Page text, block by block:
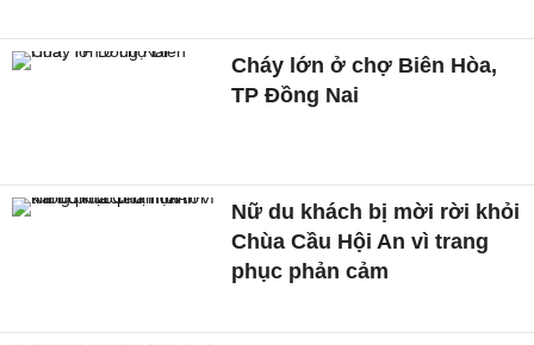
Cháy lớn ở chợ Biên Hòa,
TP Đồng Nai
Nữ du khách bị mời rời khỏi
Chùa Cầu Hội An vì trang
phục phản cảm